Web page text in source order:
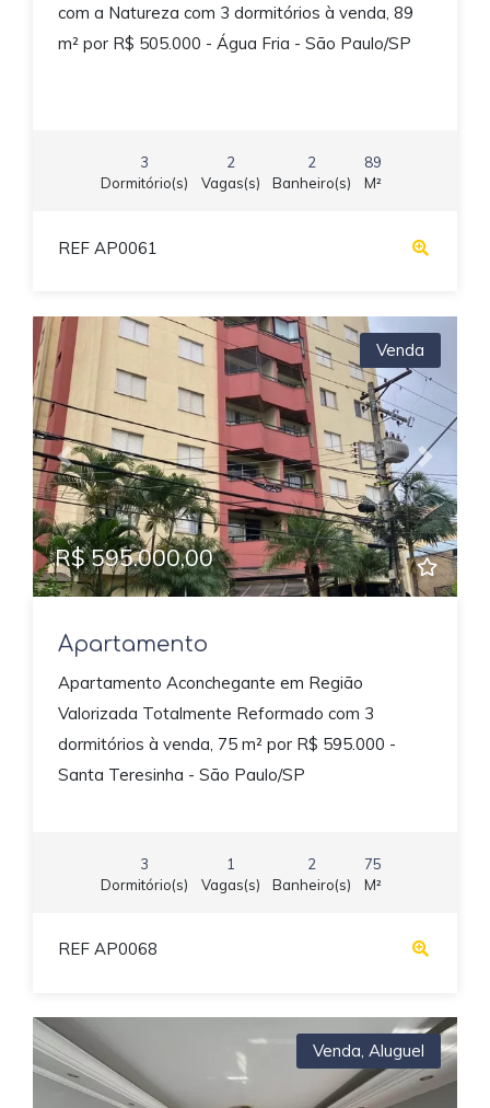
com a Natureza com 3 dormitórios à venda, 89
m² por R$ 505.000 - Água Fria - São Paulo/SP
3
Dormitório(s)
2
Vagas(s)
2
Banheiro(s)
89
M²
REF AP0061
Previous Next
Venda
R$ 595.000,00
Apartamento
Apartamento Aconchegante em Região
Valorizada Totalmente Reformado com 3
dormitórios à venda, 75 m² por R$ 595.000 -
Santa Teresinha - São Paulo/SP
3
Dormitório(s)
1
Vagas(s)
2
Banheiro(s)
75
M²
REF AP0068
Venda, Aluguel